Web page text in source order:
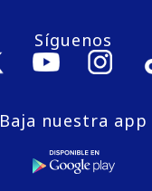
Síguenos
Baja nuestra app